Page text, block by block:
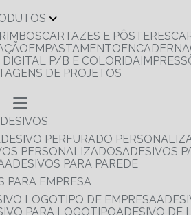
CARTAZES E PÔSTERES
EMPASTAMENTO
DIGITAL P/B E COLORIDA
DE PROJETOS
ADESIVOS
ADESIVO PERFURADO
PERSONALIZADOS
ADESIVOS
ADESIVOS PARA PAREDE
PARA EMPRESA
LOGOTIPO DE EMPRESA
PARA LOGOTIPO
ADESIVO